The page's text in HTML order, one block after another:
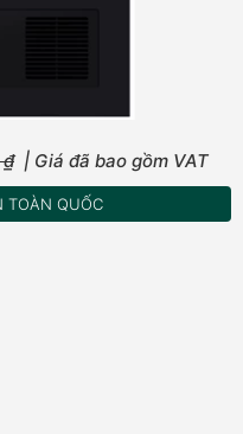
| Giá đã bao gồm VAT
TOÀN QUỐC